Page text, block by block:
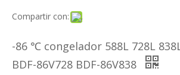
Compartir con:
-86 ℃ congelador 588L 728L
BDF-86V728 BDF-86V838